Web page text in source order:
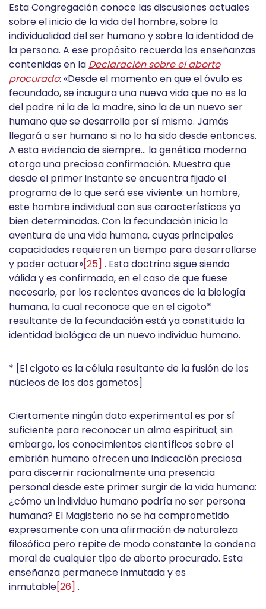
Esta Congregación conoce las discusiones actuales
sobre el inicio de la vida del hombre, sobre la
individualidad del ser humano y sobre la identidad de
la persona. A ese propósito recuerda las enseñanzas
contenidas en la Declaración sobre el aborto
procurado: «Desde el momento en que el óvulo es
fecundado, se inaugura una nueva vida que no es la
del padre ni la de la madre, sino la de un nuevo ser
humano que se desarrolla por sí mismo. Jamás
llegará a ser humano si no lo ha sido desde entonces.
A esta evidencia de siempre… la genética moderna
otorga una preciosa confirmación. Muestra que
desde el primer instante se encuentra fijado el
programa de lo que será ese viviente: un hombre,
este hombre individual con sus características ya
bien determinadas. Con la fecundación inicia la
aventura de una vida humana, cuyas principales
capacidades requieren un tiempo para desarrollarse
y poder actuar»[25] . Esta doctrina sigue siendo
válida y es confirmada, en el caso de que fuese
necesario, por los recientes avances de la biología
humana, la cual reconoce que en el cigoto*
resultante de la fecundación está ya constituida la
identidad biológica de un nuevo individuo humano.
* [El cigoto es la célula resultante de la fusión de los
núcleos de los dos gametos]
Ciertamente ningún dato experimental es por sí
suficiente para reconocer un alma espiritual; sin
embargo, los conocimientos científicos sobre el
embrión humano ofrecen una indicación preciosa
para discernir racionalmente una presencia
personal desde este primer surgir de la vida humana:
¿cómo un individuo humano podría no ser persona
humana? El Magisterio no se ha comprometido
expresamente con una afirmación de naturaleza
filosófica pero repite de modo constante la condena
moral de cualquier tipo de aborto procurado. Esta
enseñanza permanece inmutada y es
inmutable[26] .